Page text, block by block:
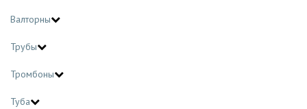
Валторны
Трубы
Тромбоны
Туба